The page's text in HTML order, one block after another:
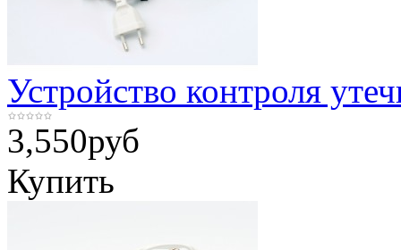
Устройство контроля
3,550руб
Купить